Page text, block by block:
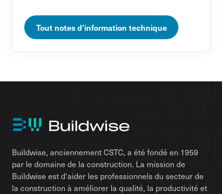
Tout notes d'information technique
Buildwise, anciennement CSTC, a été fondé en 1959
par le domaine de la construction. La mission de
Buildwise est d'aider les professionnels du secteur de
la construction à améliorer la qualité, la productivité et